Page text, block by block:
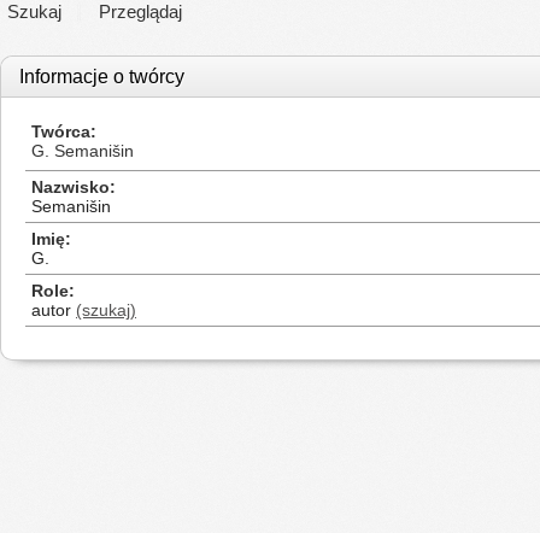
Szukaj Przeglądaj
Informacje o twórcy
Twórca
G. Semanišin
Nazwisko
Semanišin
Imię
G.
Role
autor (szukaj)